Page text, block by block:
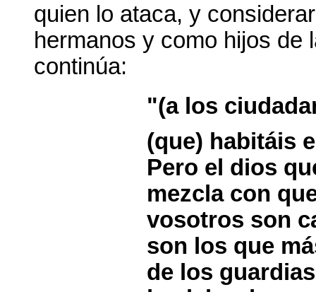
quien lo ataca, y
hermanos y como hijos de
continúa:
"(a los
(que) habitáis
Pero el dios
mezcla con
vosotros son
son los que
de los